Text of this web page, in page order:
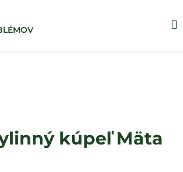
kúpeľ Mäta